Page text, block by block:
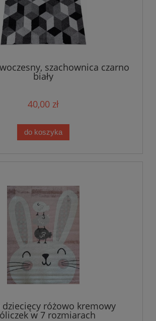
szachownica czarno
biały
40,00 zł
do koszyka
dziecięcy różowo kremowy
w 7 rozmiarach